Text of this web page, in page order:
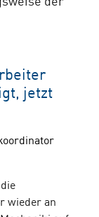
jetzt
wieder an